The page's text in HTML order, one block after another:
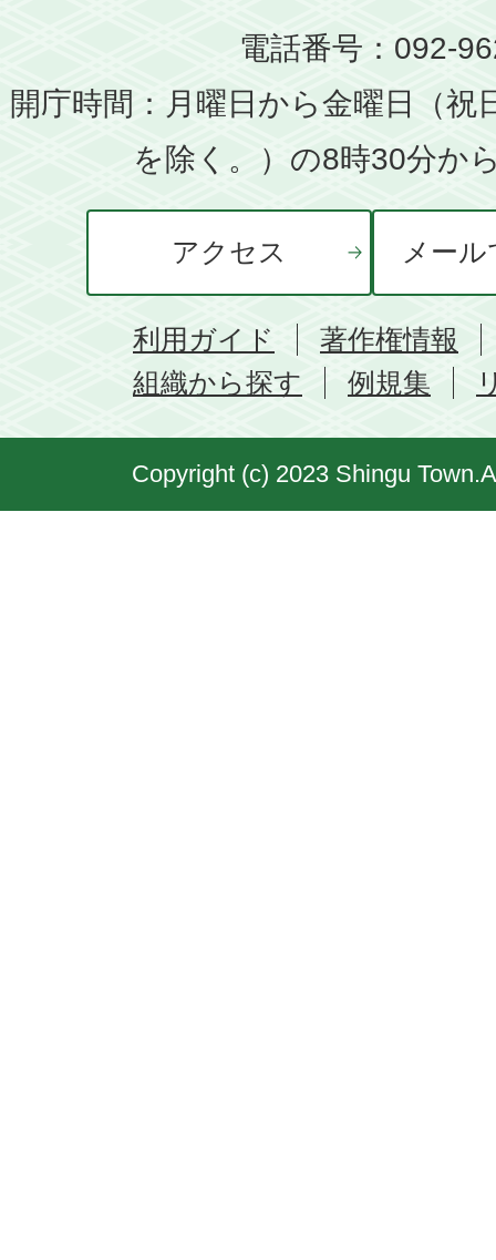
電話番号：092-
開庁時間：月曜日から金曜日（祝
を除く。）の8時30分か
アクセス メー
利用ガイド
著作権情報
組織から探す
例規集
Copyright (c) 2023 Shingu